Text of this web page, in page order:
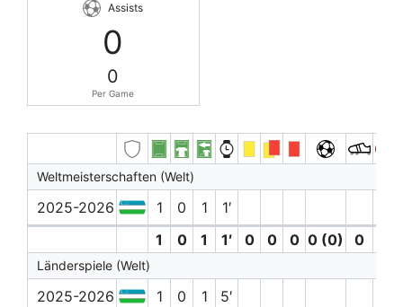
Assists
0
0
Per Game
Weltmeisterschaften (Welt)
2025-2026 1 0 1
1′
1
0 1 1′ 0 0 0 0 (0) 0
Länderspiele (Welt)
2025-2026 1 0 1
5′